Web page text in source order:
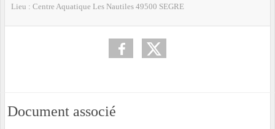
Lieu : Centre Aquatique Les Nautiles 49500 SEGRE
Document associé